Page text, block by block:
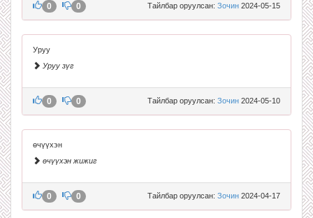
Тайлбар оруулсан: Зочин 2024-05-15
0 0
Уруу
Уруу зүг
Тайлбар оруулсан: Зочин 2024-05-10
0 0
өчүүхэн
өчүүхэн жижиг
Тайлбар оруулсан: Зочин 2024-04-17
0 0